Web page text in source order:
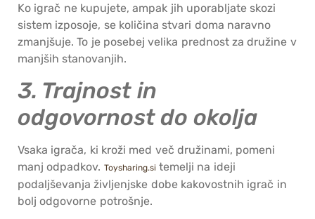
Ko igrač ne kupujete, ampak jih uporabljate skozi
sistem izposoje, se količina stvari doma naravno
zmanjšuje. To je posebej velika prednost za družine v
manjših stanovanjih.
3. Trajnost in
odgovornost do okolja
Vsaka igrača, ki kroži med več družinami, pomeni
manj odpadkov. Toysharing.si temelji na ideji
podaljševanja življenjske dobe kakovostnih igrač in
bolj odgovorne potrošnje.